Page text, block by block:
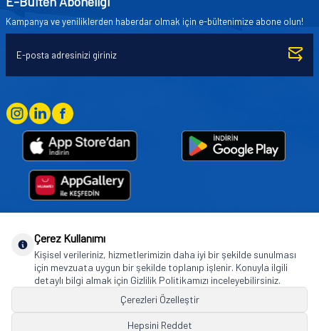
Kampanya ve yeniliklerden haberdar olmak için e-bültenimize abone olun!
Goodyear (and Winged Foot Design) are trademarks of or licensed to The Goodyear
Tire & Rubber Company used under license by Basbug Group Company,
Istanbul/Türkiye. © 2026 The Goodyear Tire & Rubber Company.
Çerez Kullanımı
Kişisel verileriniz, hizmetlerimizin daha iyi bir şekilde sunulması
için mevzuata uygun bir şekilde toplanıp işlenir. Konuyla ilgili
detaylı bilgi almak için Gizlilik Politikamızı inceleyebilirsiniz.
Çerezleri Özelleştir
Hepsini Reddet